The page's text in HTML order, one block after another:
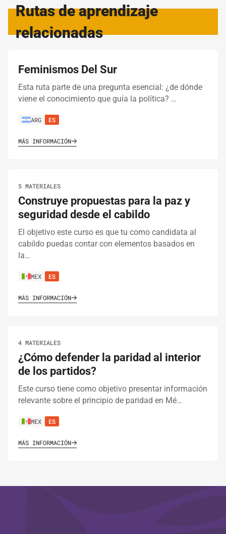
11. VIDEO CLASES 14 MINUTOS
10 puntos claves para una campaña digital
IMPRIMIR RUTA DE APRENDIZAJE
Rutas de aprendizaje
relacionadas
Feminismos Del Sur
Esta ruta parte de una pregunta esencial: ¿de dónde
viene el conocimiento que guía la política? …
ARG ES
MÁS INFORMACIÓN
5 MATERIALES
Construye propuestas para la paz y
seguridad desde el cabildo
El objetivo este curso es que tu como candidata al
cabildo puedas contar con elementos basados en
la…
MEX ES
MÁS INFORMACIÓN
4 MATERIALES
¿Cómo defender la paridad al interior
de los partidos?
Este curso tiene como objetivo presentar información
relevante sobre el principio de paridad en Mé…
MEX ES
MÁS INFORMACIÓN